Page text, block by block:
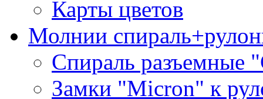
Карты цветов
Молнии
Спираль разъемные
Замки "Micron" к